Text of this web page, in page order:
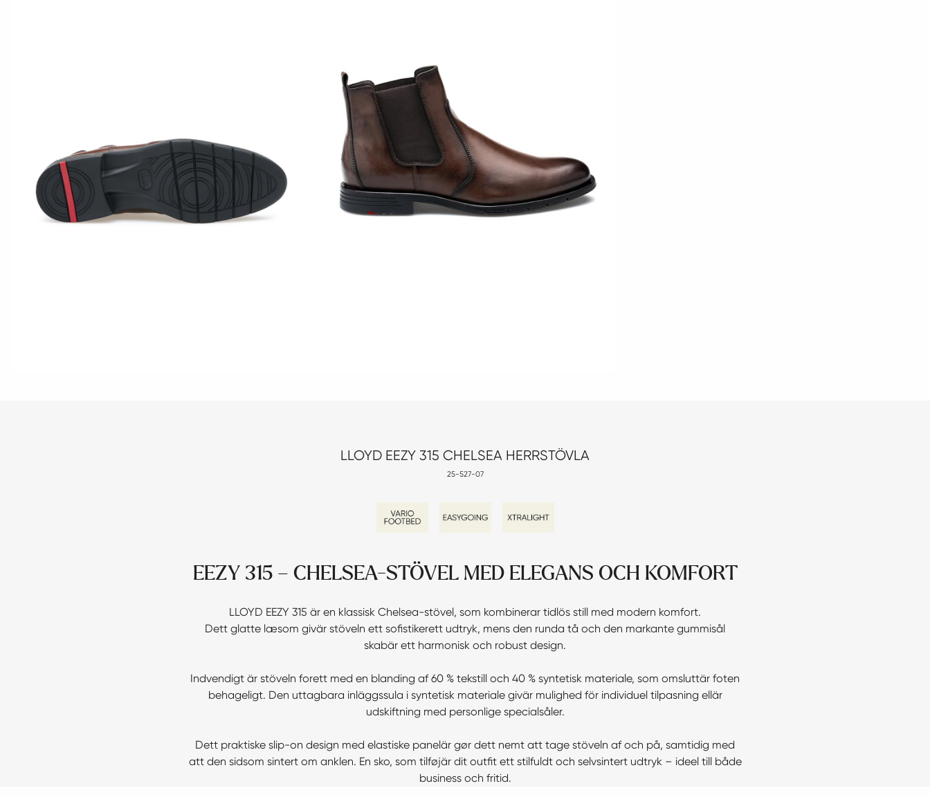
LLOYD EEZY 315 CHELSEA HERRSTÖVLA
25-527-07
EEZY 315 – CHELSEA-STÖVEL MED ELEGANS OCH KOMFORT
LLOYD EEZY 315 är en klassisk Chelsea-stövel, som kombinerar tidlös still med modern komfort.
Dett glatte læsom givär stöveln ett sofistikerett udtryk, mens den runda tå och den markante gummisål
skabär ett harmonisk och robust design.
Indvendigt är stöveln forett med en blanding af 60 % tekstill och 40 % syntetisk materiale, som omsluttär foten
behageligt. Den uttagbara inläggssula i syntetisk materiale givär mulighed för individuel tilpasning ellär
udskiftning med personlige specialsåler.
Dett praktiske slip-on design med elastiske panelär gør dett nemt att tage stöveln af och på, samtidig med
att den sidsom sintert om anklen. En sko, som tilføjär dit outfit ett stilfuldt och selvsintert udtryk – ideel till både
business och fritid.